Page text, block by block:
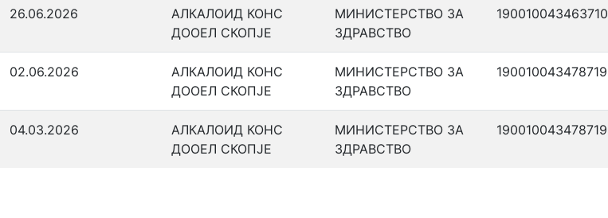
26.06.2026
АЛКАЛОИД КОНС
ДООЕЛ СКОПЈЕ
МИНИСТЕРСТВО ЗА
ЗДРАВСТВО
190010043463710
02.06.2026
АЛКАЛОИД КОНС
ДООЕЛ СКОПЈЕ
МИНИСТЕРСТВО ЗА
ЗДРАВСТВО
190010043478719
04.03.2026
АЛКАЛОИД КОНС
ДООЕЛ СКОПЈЕ
МИНИСТЕРСТВО ЗА
ЗДРАВСТВО
190010043478719